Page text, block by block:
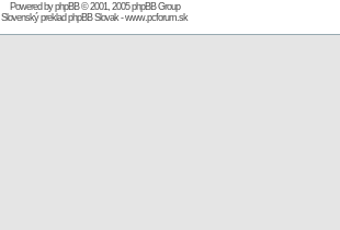
Powered byphpBB© 2001, 2005 phpBB Group
Slovenský preklad phpBB Slovak-www.pcforum.sk